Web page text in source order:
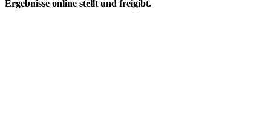
Ergebnisse online stellt und freigibt.